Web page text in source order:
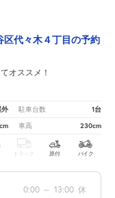
区代々木４丁目の予約
オススメ！
外 駐車台数 1台
車高 230cm
トラック 原付 バイク
0:00 ～ 13:00 休